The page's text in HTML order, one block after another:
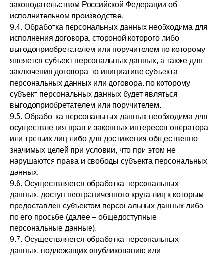
законодательством Российской Федерации об
исполнительном производстве.
9.4. Обработка персональных данных необходима для
исполнения договора, стороной которого либо
выгодоприобретателем или поручителем по которому
является субъект персональных данных, а также для
заключения договора по инициативе субъекта
персональных данных или договора, по которому
субъект персональных данных будет являться
выгодоприобретателем или поручителем.
9.5. Обработка персональных данных необходима для
осуществления прав и законных интересов оператора
или третьих лиц либо для достижения общественно
значимых целей при условии, что при этом не
нарушаются права и свободы субъекта персональных
данных.
9.6. Осуществляется обработка персональных
данных, доступ неограниченного круга лиц к которым
предоставлен субъектом персональных данных либо
по его просьбе (далее – общедоступные
персональные данные).
9.7. Осуществляется обработка персональных
данных, подлежащих опубликованию или